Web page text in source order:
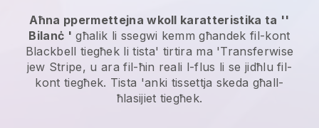
Aħna ppermettejna wkoll karatteristika ta ''
Bilanċ ' għalik li ssegwi kemm għandek fil-kont
Blackbell tiegħek li tista' tirtira ma 'Transferwise
jew Stripe, u ara fil-ħin reali l-flus li se jidħlu fil-
kont tiegħek. Tista 'anki tissettja skeda għall-
ħlasijiet tiegħek.